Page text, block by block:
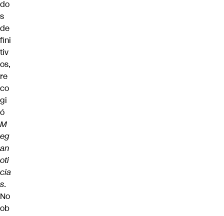
do
s
de
fini
tiv
os,
re
co
gi
ó
M
eg
an
oti
cia
s.
No
ob